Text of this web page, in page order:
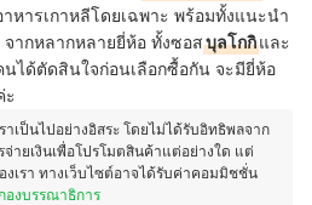
หารเกาหลีโดยเฉพาะ พร้อมทั้งแนะนำ
จากหลากหลายยี่ห้อ ทั้งซอสบุลโกกิและ
นได้ตัดสินใจก่อนเลือกซื้อกัน จะมียี่ห้อ
ะ
เป็นไปอย่างอิสระ โดยไม่ได้รับอิทธิพลจาก
ายเงินเพื่อโปรโมตสินค้าแต่อย่างใด แต่
เรา ทางเว็บไซต์อาจได้รับค่าคอมมิชชั่น
องบรรณาธิการ